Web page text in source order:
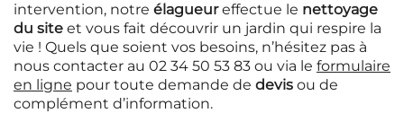
intervention, notre élagueureffectue le nettoyage
du site et vous fait découvrir un jardin qui respire la
vie ! Quels que soient vos besoins, n’hésitez pas à
nous contacter au 02 34 50 53 83 ou via le formulaire
en ligne pour toute demande de devis ou de
complément d’information.